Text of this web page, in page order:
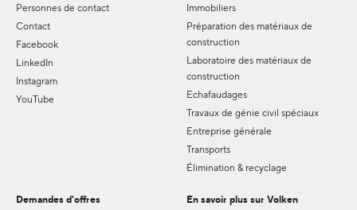
Personnes de contact
Contact
Facebook
LinkedIn
Instagram
YouTube
Immobiliers
Préparation des matériaux de
construction
Laboratoire des matériaux de
construction
Echafaudages
Travaux de génie civil spéciaux
Entreprise générale
Transports
Élimination & recyclage
Demandes d'offres En savoir plus sur Volken